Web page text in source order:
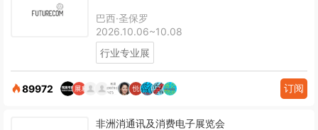
巴西·圣保罗
2026.10.06~10.08
行业专业展
89972 订阅
非洲消通讯及消费电子展览会